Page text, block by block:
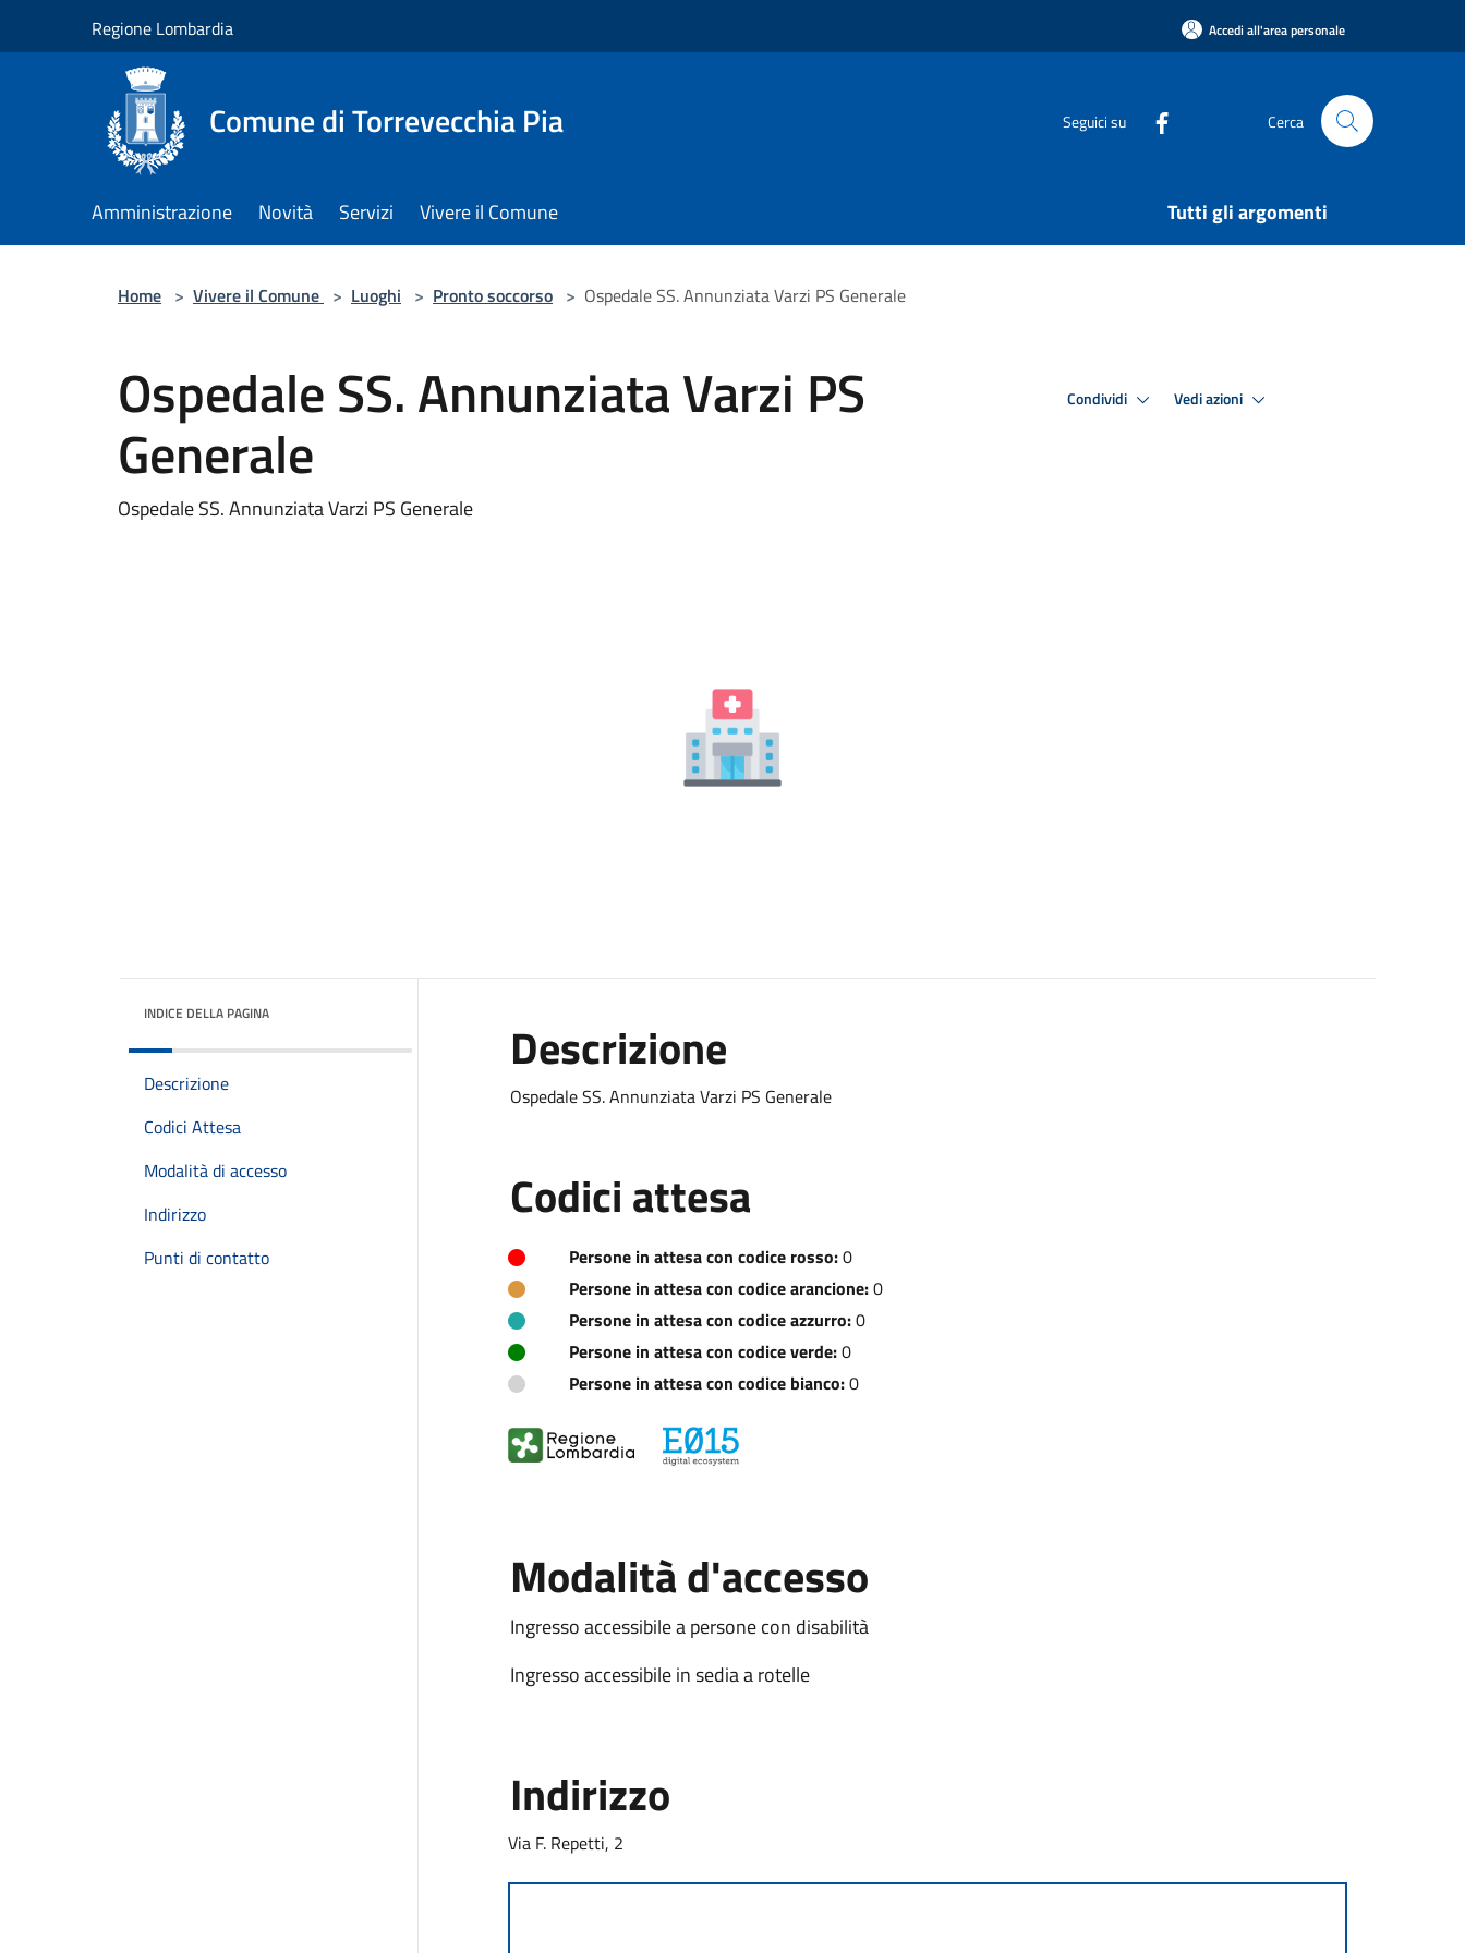
Regione Lombardia Accedi all'area personale
Comune di Torrevecchia Pia Seguici su Cerca
Amministrazione Novità Servizi Vivere il Comune Tutti gli argomenti
Home > Vivere il Comune > Luoghi > Pronto soccorso > Ospedale SS. Annunziata Varzi PS Generale
Ospedale SS. Annunziata Varzi PS
Generale
Ospedale SS. Annunziata Varzi PS Generale
Condividi Vedi azioni
INDICE DELLA PAGINA
Descrizione
Codici Attesa
Modalità di accesso
Indirizzo
Punti di contatto
Descrizione
Ospedale SS. Annunziata Varzi PS Generale
Codici attesa
Persone in attesa con codice rosso:0
Persone in attesa con codice arancione:0
Persone in attesa con codice azzurro:0
Persone in attesa con codice verde:0
Persone in attesa con codice bianco:0
Modalità d'accesso
Ingresso accessibile a persone con disabilità
Ingresso accessibile in sedia a rotelle
Indirizzo
Via F. Repetti, 2